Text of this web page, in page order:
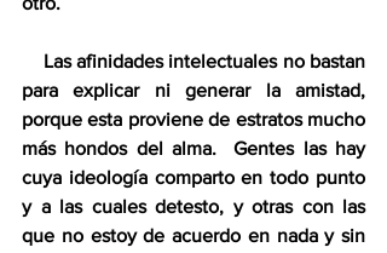
Las afinidades intelectuales no bastan
para explicar ni generar la amistad,
porque esta proviene de estratos mucho
más hondos del alma.  Gentes las hay
cuya ideología comparto en todo punto
y a las cuales detesto, y otras con las
que no estoy de acuerdo en nada y sin